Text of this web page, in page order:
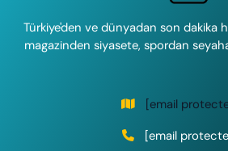
Türkiye'den ve dünyadan son dakika
magazinden siyasete, spordan
[email
[email